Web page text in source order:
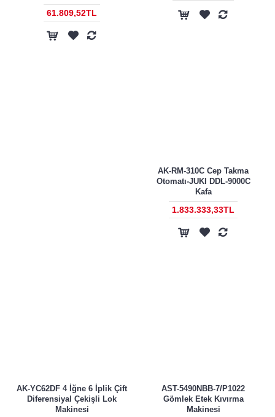
61.809,52TL
AK-RM-310C Cep Takma
Otomatı-JUKI DDL-9000C
Kafa
1.833.333,33TL
AK-YC62DF 4 İğne 6 İplik Çift
Diferensiyal Çekişli Lok
Makinesi
AST-5490NBB-7/P1022
Gömlek Etek Kıvırma
Makinesi